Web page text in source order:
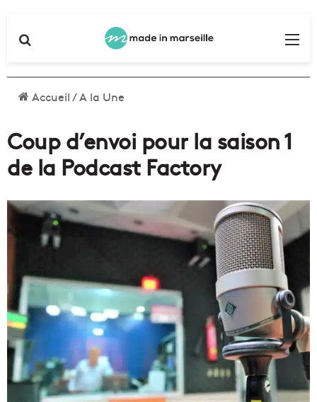
Accueil/A la Une
Coup d’envoi pour la saison 1
de la Podcast Factory